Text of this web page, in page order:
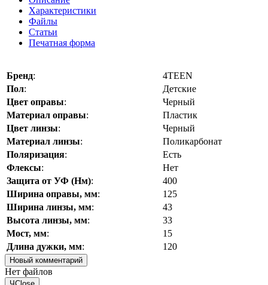
Характеристики
Файлы
Статьи
Печатная форма
Бренд:
4TEEN
Пол:
Детские
Цвет оправы:
Черный
Материал оправы:
Пластик
Цвет линзы:
Черный
Материал линзы:
Поликарбонат
Поляризация:
Есть
Флексы:
Нет
Защита от УФ (Нм):
400
Ширина оправы, мм:
125
Ширина линзы, мм:
43
Высота линзы, мм:
33
Мост, мм:
15
Длина дужки, мм: 120
Новый комментарий
Нет файлов